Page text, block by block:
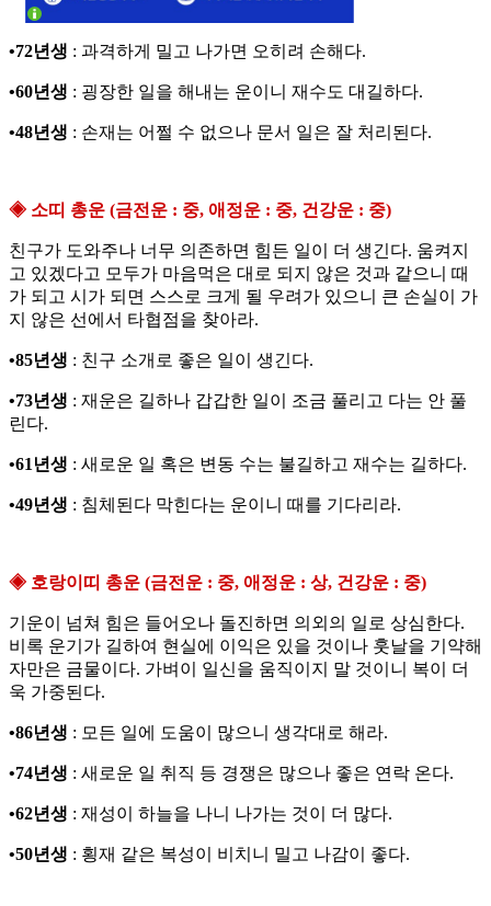
•72년생 : 과격하게 밀고 나가면 오히려 손해다.
•60년생 : 굉장한 일을 해내는 운이니 재수도 대길하다.
•48년생 : 손재는 어쩔 수 없으나 문서 일은 잘 처리된다.
◈ 소띠 총운 (금전운 : 중, 애정운 : 중, 건강운 : 중)
친구가 도와주나 너무 의존하면 힘든 일이 더 생긴다. 움켜지
고 있겠다고 모두가 마음먹은 대로 되지 않은 것과 같으니 때
가 되고 시가 되면 스스로 크게 될 우려가 있으니 큰 손실이 가
지 않은 선에서 타협점을 찾아라.
•85년생 : 친구 소개로 좋은 일이 생긴다.
•73년생 : 재운은 길하나 갑갑한 일이 조금 풀리고 다는 안 풀
린다.
•61년생 : 새로운 일 혹은 변동 수는 불길하고 재수는 길하다.
•49년생 : 침체된다 막힌다는 운이니 때를 기다리라.
◈ 호랑이띠 총운 (금전운 : 중, 애정운 : 상, 건강운 : 중)
기운이 넘쳐 힘은 들어오나 돌진하면 의외의 일로 상심한다.
비록 운기가 길하여 현실에 이익은 있을 것이나 훗날을 기약해
자만은 금물이다. 가벼이 일신을 움직이지 말 것이니 복이 더
욱 가중된다.
•86년생 : 모든 일에 도움이 많으니 생각대로 해라.
•74년생 : 새로운 일 취직 등 경쟁은 많으나 좋은 연락 온다.
•62년생 : 재성이 하늘을 나니 나가는 것이 더 많다.
•50년생 : 횡재 같은 복성이 비치니 밀고 나감이 좋다.